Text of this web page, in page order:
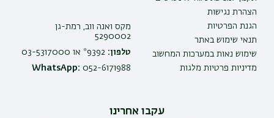
הצהרת נגישות
הגנת הפרטיות
תנאי שימוש באתר
שימוש נאות במערכות המחשוב
מדיניות פרטיות מלגות
מקס ואנה ווב, רמת-גן
5290002
טלפון:
WhatsApp: 052-6171988
עקבו אחרינו